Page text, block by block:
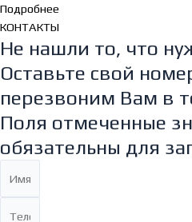
Подробнее
КОНТАКТЫ
Не нашли то, что
Оставьте свой
перезвоним Вам в
Поля отмеченные
обязательны для